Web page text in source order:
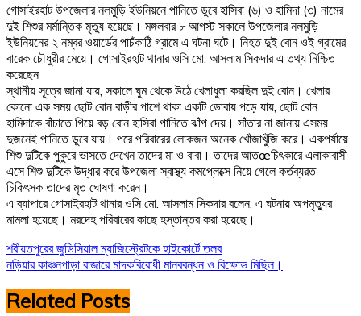
গোসাইরহাট উপজেলার নলমুড়ি ইউনিয়নে পানিতে ডুবে হাসিবা (৬) ও হামিদা (৩) নামের
দুই শিশুর মর্মান্তিক মৃত্যু হয়েছে। মঙ্গলবার ৮ আগস্ট সকালে উপজেলার নলমুড়ি
ইউনিয়নের ২ নম্বর ওয়ার্ডের পাচঁকাঠি গ্রামে এ ঘটনা ঘটে। নিহত দুই বোন ওই গ্রামের
বারেক চৌধুরীর মেয়ে। গোসাইরহাট থানার ওসি মো. আসলাম সিকদার এ তথ্য নিশ্চিত
করেছেন
স্থানীয় সূত্রে জানা যায়, সকালে ঘুম থেকে উঠে খেলাধুলা করছিল দুই বোন। খেলার
কোনো এক সময় ছোট বোন বাড়ীর পাশে থাকা একটি ডোবায় পড়ে যায়, ছোট বোন
হামিদাকে বাঁচাতে গিয়ে বড় বোন হাসিবা পানিতে ঝাঁপ দেয়। সাঁতার না জানায় এসময়
দুজনেই পানিতে ডুবে যায়। পরে পরিবারের লোকজন অনেক খোঁজাখুঁজি করে। একপর্যায়ে
শিশু দুটিকে পুকুরে ভাসতে দেখেন তাদের মা ও বাবা। তাদের আতœচিৎকারে এলাকাবাসী
এসে শিশু দুটিকে উদ্ধার করে উপজেলা স্বাস্থ্য কমপ্লেক্সে নিয়ে গেলে কর্তব্যরত
চিকিৎসক তাদের মৃত ঘোষণা করেন।
এ ব্যাপারে গোসাইরহাট থানার ওসি মো. আসলাম সিকদার বলেন, এ ঘটনায় অপমৃত্যুর
মামলা হয়েছে। মরদেহ পরিবারের কাছে হস্তান্তর করা হয়েছে।
Post
navigation
শরীয়তপুরের জুডিসিয়াল ম্যাজিস্ট্রেটকে হাইকোর্টে তলব
নড়িয়ার কাঞ্চনপাড়া বাজারে মাদকবিরোধী মানববন্ধন ও বিক্ষোভ মিছিল।
Related Posts